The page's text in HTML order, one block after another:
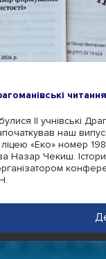
читання
ІІ учнівські
наш
ліцею «Еко» номер
Назар Чекиш.